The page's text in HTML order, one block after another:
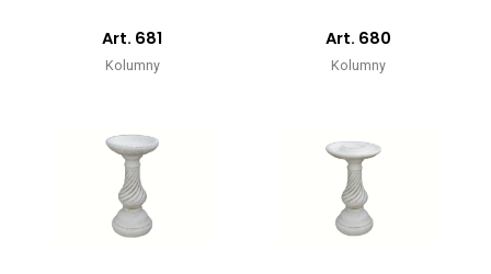
Art. 681
Kolumny
Art. 680
Kolumny